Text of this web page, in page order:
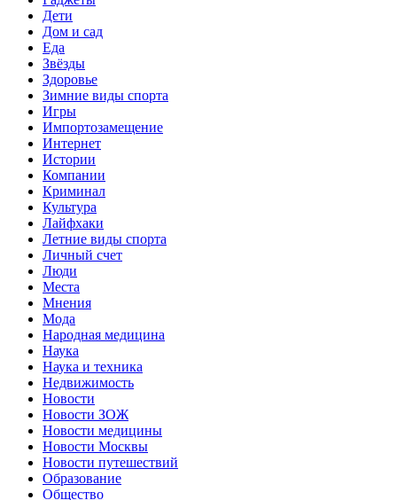
Дети
Дом и сад
Еда
Звёзды
Здоровье
Зимние виды спорта
Игры
Импортозамещение
Интернет
Истории
Компании
Криминал
Культура
Лайфхаки
Летние виды спорта
Личный счет
Люди
Места
Мнения
Мода
Народная медицина
Наука
Наука и техника
Недвижимость
Новости
Новости ЗОЖ
Новости медицины
Новости Москвы
Новости путешествий
Образование
Общество